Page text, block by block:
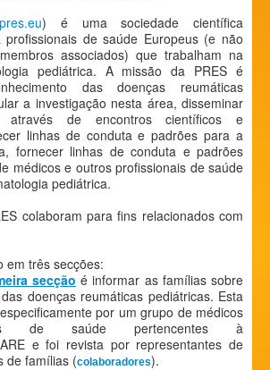
) é uma sociedade científica
profissionais de saúde Europeus (e não
associados) que trabalham na
pediátrica. A missão da PRES é
das doenças reumáticas
a investigação nesta área, disseminar
através de encontros científicos e
linhas de conduta e padrões para a
fornecer linhas de conduta e padrões
médicos e outros profissionais de saúde
pediátrica.
colaboram para fins relacionados com
em três secções:
secção é informar as famílias sobre
doenças reumáticas pediátricas. Esta
por um grupo de médicos
de saúde pertencentes à
e foi revista por representantes de
de famílias (colaboradores).